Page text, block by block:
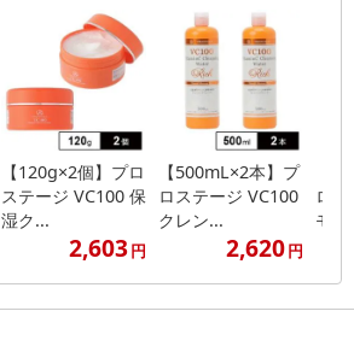
【120g×2個】プロ
ステージ VC100 保
湿ク...
2,603円
【500mL×2本】プ
ロステージ VC100
クレン...
2,620円
ロ
モ